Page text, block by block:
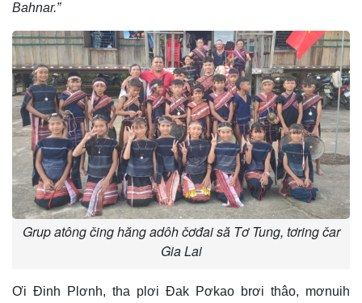
Bahnar.”
Grup atông čing hăng adôh čơđai să Tơ Tung, tơring čar
Gia Lai
Ơi Đinh Plơnh, tha plơi Đak Pơkao brơi thâo, mơnuih